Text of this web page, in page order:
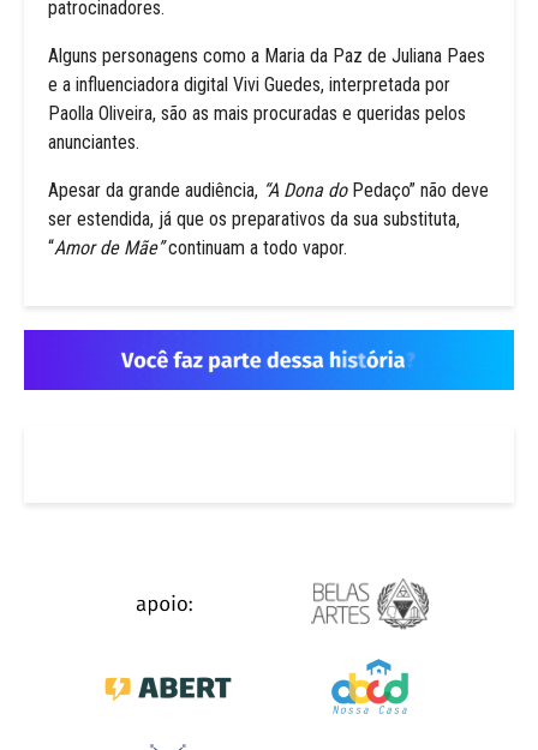
patrocinadores.
Alguns personagens como a Maria da Paz de Juliana Paes
e a influenciadora digital Vivi Guedes, interpretada por
Paolla Oliveira, são as mais procuradas e queridas pelos
anunciantes.
Apesar da grande audiência, “A Dona doPedaço” não deve
ser estendida, já que os preparativos da sua substituta,
“Amor de Mãe”continuam a todo vapor.